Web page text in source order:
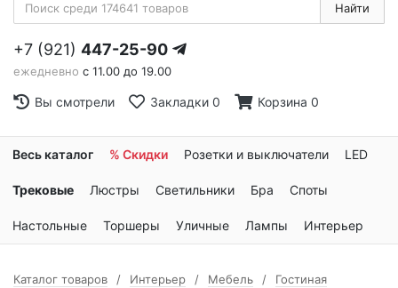
Найти
+7 (921) 447-25-90
ежедневно с 11.00 до 19.00
Вы смотрели Закладки 0 Корзина 0
Весь каталог % Скидки Розетки и выключатели LED
Трековые Люстры Светильники Бра Споты
Настольные Торшеры Уличные Лампы Интерьер
Каталог товаров Интерьер Мебель
Гостиная